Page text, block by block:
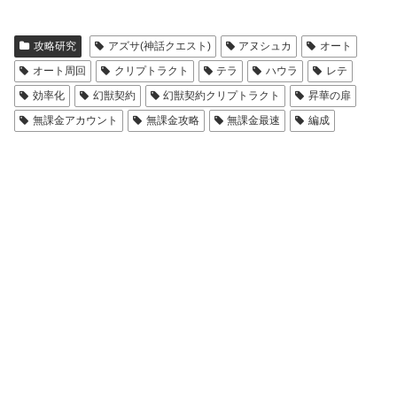
攻略研究 アズサ(神話クエスト) アヌシュカ
オート
オート周回
クリプトラクト テラ ハウラ
レテ
効率化
幻獣契約 幻獣契約クリプトラクト
昇華の扉
無課金アカウント
無課金攻略 無課金最速 編成